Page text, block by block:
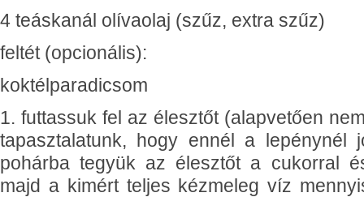
4 teáskanál olívaolaj (szűz, extra szűz)
feltét (opcionális):
koktélparadicsom
1. futtassuk fel az élesztőt (alapvetően
tapasztalatunk, hogy ennél a lepénynél
pohárba tegyük az élesztőt a cukorral
majd a kimért teljes kézmeleg víz